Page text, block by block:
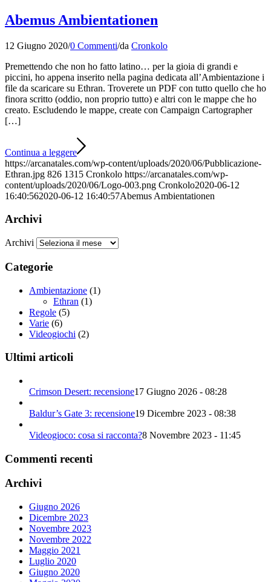
Abemus Ambientationen
12 Giugno 2020/0 Commenti/da Cronkolo
Premettendo che non ho fatto latino… per la gioia di grandi e
piccini, ho appena inserito nella pagina dedicata all’Ambientazione i
file da scaricare su Ethran. Troverete un PDF con tutto quello che ho
finora scritto (oddio, non proprio tutto) e altri con le mappe che ho
creato. Escludendo le mappe, create con Campaign Cartographer
[…]
Continua a leggere
https://arcanatales.com/wp-content/uploads/2020/06/Pubblicazione-
Ethran.jpg 826 1315 Cronkolo https://arcanatales.com/wp-
content/uploads/2020/06/Logo-003.png Cronkolo2020-06-12
16:40:562020-06-12 16:40:57Abemus Ambientationen
Archivi
Archivi
Categorie
Ambientazione (1)
Ethran (1)
Regole (5)
Varie (6)
Videogiochi (2)
Ultimi articoli
Crimson Desert: recensione17 Giugno 2026 - 08:28
Baldur’s Gate 3: recensione19 Dicembre 2023 - 08:38
Videogioco: cosa si racconta?8 Novembre 2023 - 11:45
Commenti recenti
Archivi
Giugno 2026
Dicembre 2023
Novembre 2023
Novembre 2022
Maggio 2021
Luglio 2020
Giugno 2020